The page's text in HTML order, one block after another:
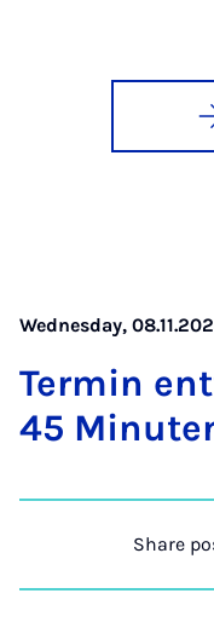
Wednesday,
Ter­min
45
Share